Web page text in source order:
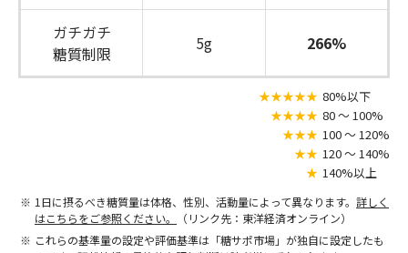
ガチガチ
糖質制限
5g 266%
★★★★★ 80%以下
★★★★ 80 〜 100%
★★★ 100 〜 120%
★★ 120 〜 140%
★ 140%以上
1日に摂るべき糖質量は体格、性別、活動量によって異なります。 詳しく
はこちらをご参照ください。
（リンク先：東洋経済オンライン）
これらの基準量の設定や評価基準は「糖サポ市場」が独自に設定したも